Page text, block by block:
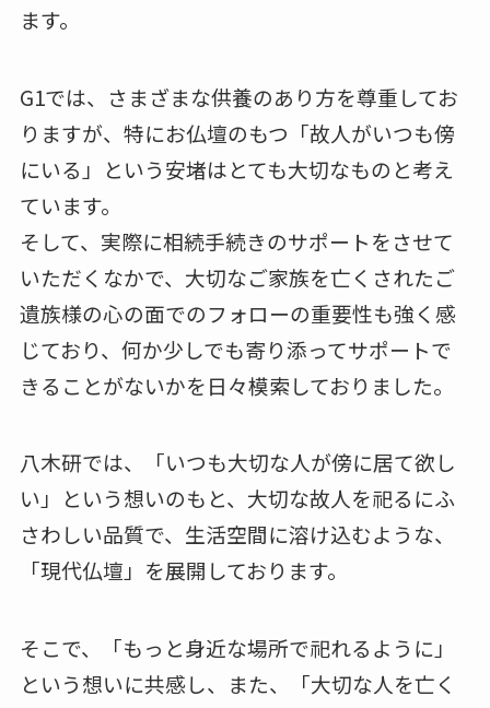
ます。
G1では、さまざまな供養のあり方を尊重してお
りますが、特にお仏壇のもつ「故人がいつも傍
にいる」という安堵はとても大切なものと考え
ています。
そして、実際に相続手続きのサポートをさせて
いただくなかで、大切なご家族を亡くされたご
遺族様の心の面でのフォローの重要性も強く感
じており、何か少しでも寄り添ってサポートで
きることがないかを日々模索しておりました。
八木研では、「いつも大切な人が傍に居て欲し
い」という想いのもと、大切な故人を祀るにふ
さわしい品質で、生活空間に溶け込むような、
「現代仏壇」を展開しております。
そこで、「もっと身近な場所で祀れるように」
という想いに共感し、また、「大切な人を亡く